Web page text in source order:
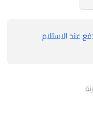
عند الاستلام